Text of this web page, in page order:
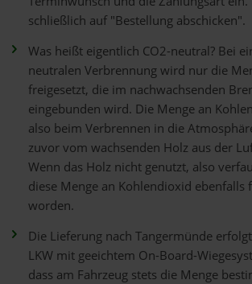
schließlich auf "Bestellung abschicken".
Was heißt eigentlich CO2-neutral? Bei
neutralen Verbrennung wird nur die
freigesetzt, die im nachwachsenden
eingebunden wird. Die Menge an
also beim Verbrennen in die
zuvor vom wachsenden Holz aus der
Wenn das Holz nicht genutzt, also
diese Menge an Kohlendioxid ebenfalls
worden.
Die Lieferung nach Tangermünde
LKW mit geeichtem On-Board-
dass am Fahrzeug stets die Menge